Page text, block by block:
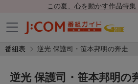
この夏、心を動かす作品特集
番組表 逆光 保護司・笹本邦明の奔走
逆光 保護司・笹本邦明の